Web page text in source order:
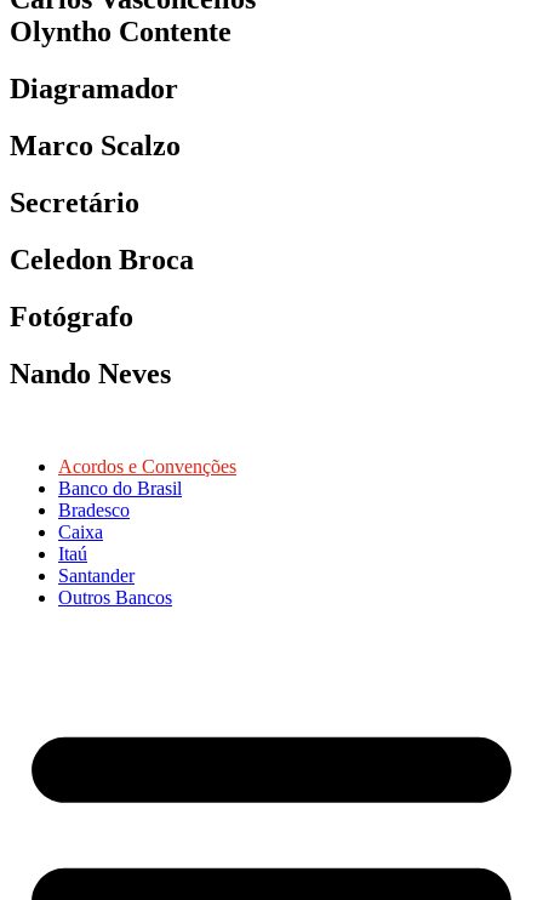
Olyntho Contente
Diagramador
Marco Scalzo
Secretário
Celedon Broca
Fotógrafo
Nando Neves
Acordos e Convenções
Banco do Brasil
Bradesco
Caixa
Itaú
Santander
Outros Bancos